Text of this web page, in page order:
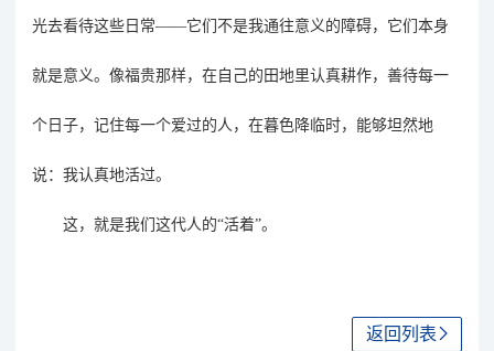
光去看待这些日常——它们不是我通往意义的障碍，它们本身
就是意义。像福贵那样，在自己的田地里认真耕作，善待每一
个日子，记住每一个爱过的人，在暮色降临时，能够坦然地
说：我认真地活过。
这，就是我们这代人的“活着”。
返回列表